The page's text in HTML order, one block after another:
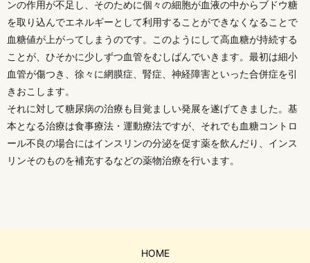
ンの作用が不足し、そのために個々の細胞が血液の中からブドウ糖
を取り込んでエネルギーとして利用することができなくなることで
血糖値が上がってしまうのです。このようにして高血糖が持続する
ことが、ひそかに少しずつ血管をむしばんでいきます。最初は細小
血管が傷つき、徐々に網膜症、腎症、神経障害といった合併症を引
きおこします。
それに対して糖尿病の治療も目覚ましい発展を遂げてきました。基
本となる治療は食事療法・運動療法ですが、それでも血糖コントロ
ール不良の場合にはインスリンの分泌を促す薬を飲んだり、インス
リンそのものを補充するなどの薬物治療を行います。
HOME